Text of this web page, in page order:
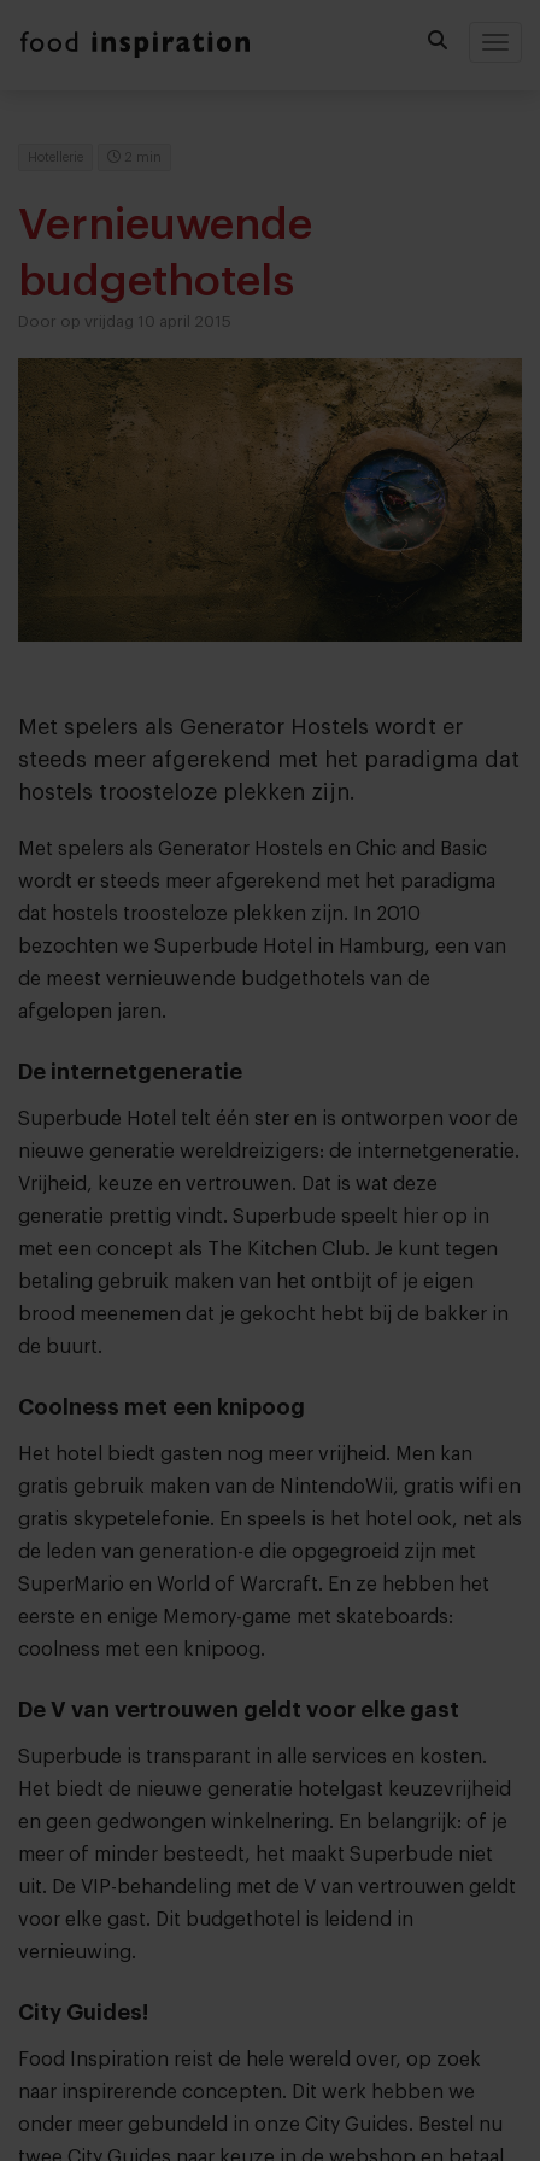
Hotellerie 2 min
Vernieuwende
budgethotels
Door op vrijdag 10 april 2015
Met spelers als Generator Hostels wordt er
steeds meer afgerekend met het paradigma dat
hostels troosteloze plekken zijn.
Met spelers als Generator Hostels en Chic and Basic
wordt er steeds meer afgerekend met het paradigma
dat hostels troosteloze plekken zijn. In 2010
bezochten we Superbude Hotel in Hamburg, een van
de meest vernieuwende budgethotels van de
afgelopen jaren.
De internetgeneratie
Superbude Hotel telt één ster en is ontworpen voor de
nieuwe generatie wereldreizigers: de internetgeneratie.
Vrijheid, keuze en vertrouwen. Dat is wat deze
generatie prettig vindt. Superbude speelt hier op in
met een concept als The Kitchen Club. Je kunt tegen
betaling gebruik maken van het ontbijt of je eigen
brood meenemen dat je gekocht hebt bij de bakker in
de buurt.
Coolness met een knipoog
Het hotel biedt gasten nog meer vrijheid. Men kan
gratis gebruik maken van de NintendoWii, gratis wifi en
gratis skypetelefonie. En speels is het hotel ook, net als
de leden van generation-e die opgegroeid zijn met
SuperMario en World of Warcraft. En ze hebben het
eerste en enige Memory-game met skateboards:
coolness met een knipoog.
De V van vertrouwen geldt voor elke gast
Superbude is transparant in alle services en kosten.
Het biedt de nieuwe generatie hotelgast keuzevrijheid
en geen gedwongen winkelnering. En belangrijk: of je
meer of minder besteedt, het maakt Superbude niet
uit. De VIP-behandeling met de V van vertrouwen geldt
voor elke gast. Dit budgethotel is leidend in
vernieuwing.
City Guides!
Food Inspiration reist de hele wereld over, op zoek
naar inspirerende concepten. Dit werk hebben we
onder meer gebundeld in onze City Guides. Bestel nu